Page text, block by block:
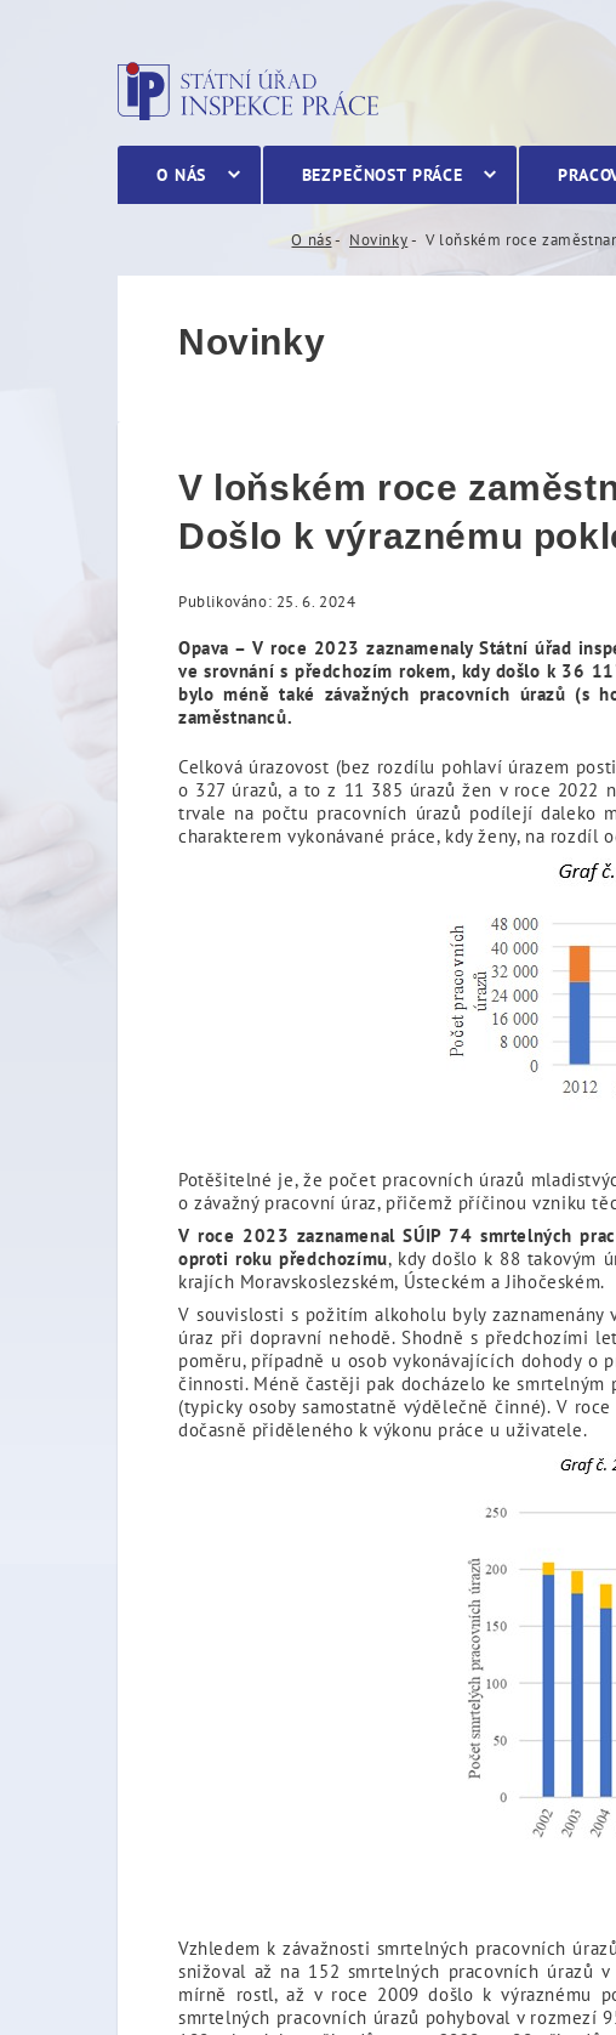
V loňském roce
O NÁS BEZPEČNOST PRÁCE
O nás Novinky V loňském roce
Novinky
V loňském roce
Došlo k výraznému
Publikováno: 25. 6. 2024
Opava – V roce 2023 zaznamenalyStátní úřad
ve srovnání s předchozím rokem, kdy došlo k 36
bylo méně také závažných pracovních úrazů (s
zaměstnanců.
Celková úrazovost (bez rozdílu pohlaví úrazem
o 327 úrazů, a to z 11 385 úrazů žen v roce 2022
trvale na počtu pracovních úrazů podílejí daleko
charakterem vykonávané práce, kdy ženy, na
Potěšitelné je, že počet pracovních úrazů
o závažný pracovní úraz, přičemž příčinou vzniku
V roce 2023 zaznamenal SÚIP 74 smrtelných
oproti roku předchozímu, kdy došlo k 88 takovým
krajích Moravskoslezském, Ústeckém a Jihočeském.
V souvislosti s požitím alkoholu byly
úraz při dopravní nehodě. Shodně s předchozími
poměru, případně u osob vykonávajících dohody o
činnosti. Méně častěji pak docházelo ke
(typicky osoby samostatně výdělečně činné). V
dočasně přiděleného k výkonu práce u uživatele.
Vzhledem k závažnosti smrtelných pracovních
snižoval až na 152 smrtelných pracovních úrazů
mírně rostl, až v roce 2009 došlo k výraznému
smrtelných pracovních úrazů pohyboval v rozmezí